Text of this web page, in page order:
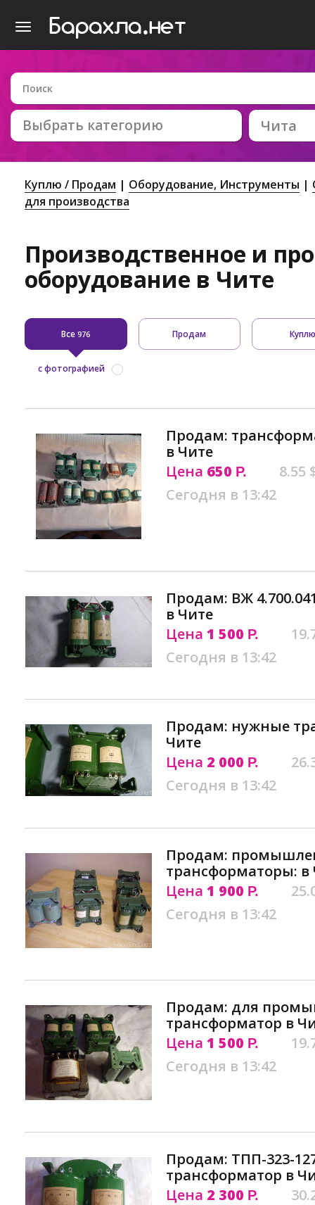
Выбрать категорию Чита
Куплю / Продам Оборудование, Инструменты
для производства
Производственное и
оборудование в Чите
Все976 Продам
с фотографией
Продам:
в Чите
Цена 650 Р.
8.55
Сегодня в 13:42
Продам: ВЖ
в Чите
Цена 1 500 Р.
Сегодня в 13:42
Продам: нужные
Чите
Цена 2 000 Р.
Сегодня в 13:42
Продам:
трансформаторы: в
Цена 1 900 Р.
Сегодня в 13:42
Продам: для
трансформатор в
Цена 1 500 Р.
Сегодня в 13:42
Продам: ТПП-323-
трансформатор в
Цена 2 300 Р.